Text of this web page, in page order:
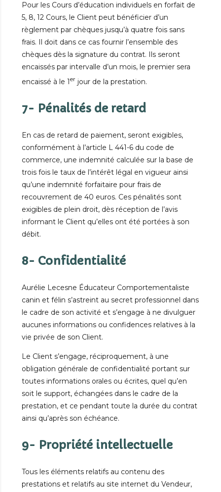
Pour les Cours d’éducation individuels en forfait de
5, 8, 12 Cours, le Client peut bénéficier d’un
règlement par chèques jusqu’à quatre fois sans
frais. Il doit dans ce cas fournir l’ensemble des
chèques dès la signature du contrat. Ils seront
encaissés par intervalle d’un mois, le premier sera
encaissé à le 1er jour de la prestation.
7- Pénalités de retard
En cas de retard de paiement, seront exigibles,
conformément à l’article L 441-6 du code de
commerce, une indemnité calculée sur la base de
trois fois le taux de l’intérêt légal en vigueur ainsi
qu’une indemnité forfaitaire pour frais de
recouvrement de 40 euros. Ces pénalités sont
exigibles de plein droit, dès réception de l’avis
informant le Client qu’elles ont été portées à son
débit.
8- Confidentialité
Aurélie Lecesne Éducateur Comportementaliste
canin et félin s’astreint au secret professionnel dans
le cadre de son activité et s’engage à ne divulguer
aucunes informations ou confidences relatives à la
vie privée de son Client.
Le Client s’engage, réciproquement, à une
obligation générale de confidentialité portant sur
toutes informations orales ou écrites, quel qu’en
soit le support, échangées dans le cadre de la
prestation, et ce pendant toute la durée du contrat
ainsi qu’après son échéance.
9- Propriété intellectuelle
Tous les éléments relatifs au contenu des
prestations et relatifs au site internet du Vendeur,